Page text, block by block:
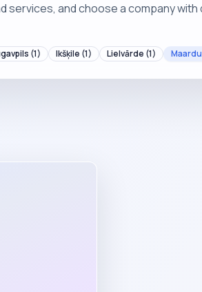
services, and choose a company
(1) Ikšķile (1) Lielvārde (1) Maardu